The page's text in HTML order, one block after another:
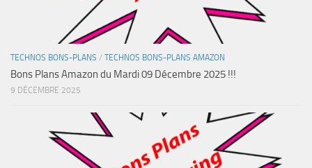
TECHNOS BONS-PLANS / TECHNOS BONS-PLANS AMAZON
Bons Plans Amazon du Mardi 09 Décembre 2025 !!!
9 DÉCEMBRE 2025